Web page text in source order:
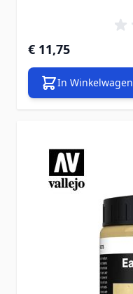
€ 11,75
In Winkelwagen